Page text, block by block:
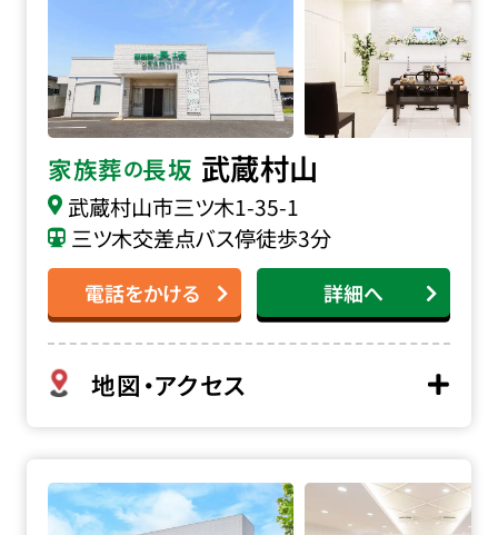
家族葬の長坂 武蔵村山
武蔵村山市三ツ木1-35-1
三ツ木交差点バス停徒歩3分
電話をかける 詳細へ
地図・アクセス
家族葬の長坂 東大和上北台の詳細へ